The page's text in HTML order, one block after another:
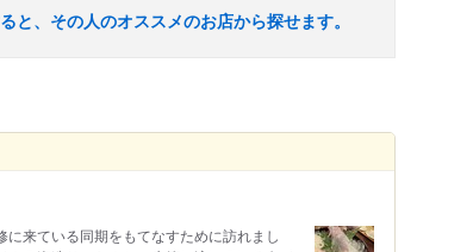
と、その人のオススメのお店から探せます。
来ている同期をもてなすために訪れまし